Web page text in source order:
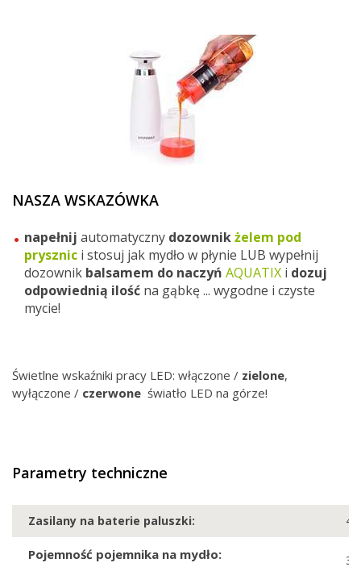
NASZA WSKAZÓWKA
napełnij automatyczny dozownikżelem pod
prysznic i stosuj jak mydło w płynie LUB wypełnij
dozownik balsamem do naczyń AQUATIX i dozuj
odpowiednią ilość na gąbkę ... wygodne i czyste
mycie!
Świetlne wskaźniki pracy LED: włączone / zielone,
wyłączone / czerwone światło LED na górze!
Parametry techniczne
Zasilany na baterie paluszki: 4
Pojemność pojemnika na mydło: